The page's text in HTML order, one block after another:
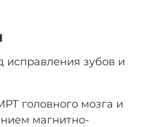
зубов и
головного мозга и
магнитно-